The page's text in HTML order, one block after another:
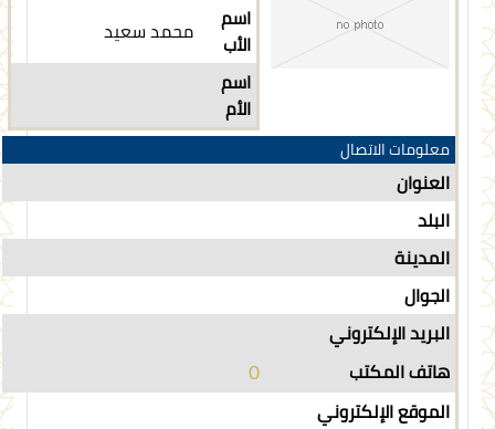
اسم
الأب
محمد سعيد
اسم
الأم
معلومات الاتصال
العنوان
البلد
المدينة
الجوال
البريد الإلكتروني
هاتف المكتب
0
الموقع الإلكتروني